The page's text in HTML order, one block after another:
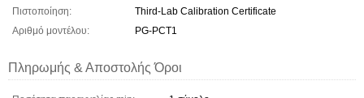
Πιστοποίηση:
Third-Lab Calibration Certificate
Αριθμό μοντέλου:
PG-PCT1
Πληρωμής & Αποστολής Όροι